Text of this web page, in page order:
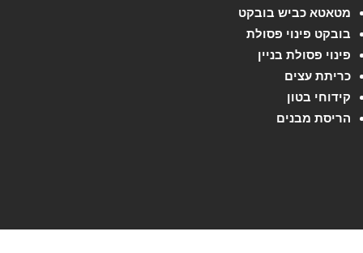
מטאטא כביש בובקט
בובקט פינוי פסולת
פינוי פסולת בניין
כריתת עצים
קידוחי בטון
הריסת מבנים